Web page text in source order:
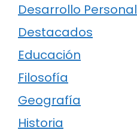
Desarrollo Personal
Destacados
Educación
Filosofía
Geografía
Historia